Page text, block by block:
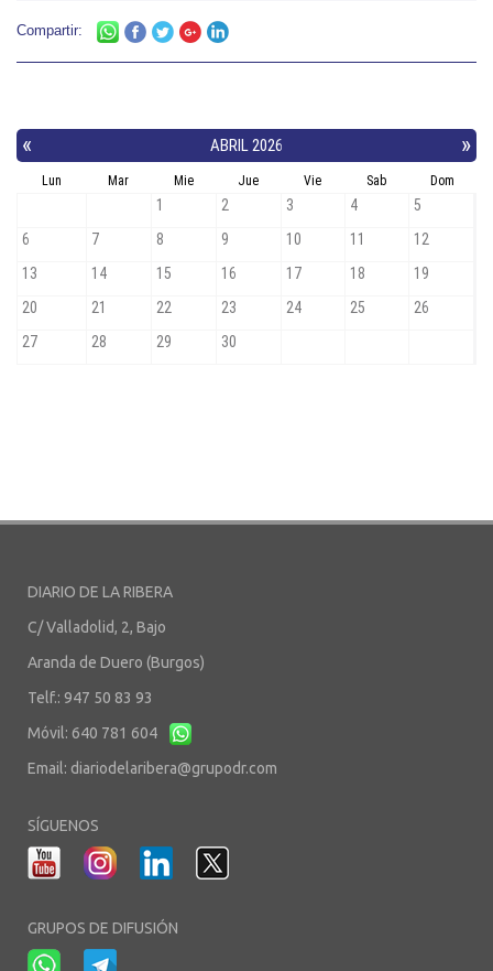
Compartir:
DIARIO DE LA RIBERA
C/ Valladolid, 2, Bajo
Aranda de Duero (Burgos)
Telf.: 947 50 83 93
Móvil: 640 781 604
Email: diariodelaribera@grupodr.com
SÍGUENOS
GRUPOS DE DIFUSIÓN